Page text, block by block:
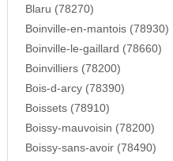
Blaru (78270)
Boinville-en-mantois (78930)
Boinville-le-gaillard (78660)
Boinvilliers (78200)
Bois-d-arcy (78390)
Boissets (78910)
Boissy-mauvoisin (78200)
Boissy-sans-avoir (78490)